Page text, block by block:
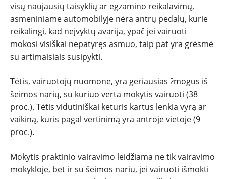
visų naujausių taisyklių ar egzamino reikalavimų,
asmeniniame automobilyje nėra antrų pedalų, kurie
reikalingi, kad neįvyktų avarija, ypač jei vairuoti
mokosi visiškai nepatyręs asmuo, taip pat yra grėsmė
su artimaisiais susipykti.
Tėtis, vairuotojų nuomone, yra geriausias žmogus iš
šeimos narių, su kuriuo verta mokytis vairuoti (38
proc.). Tėtis vidutiniškai keturis kartus lenkia vyrą ar
vaikiną, kuris pagal vertinimą yra antroje vietoje (9
proc.).
Mokytis praktinio vairavimo leidžiama ne tik vairavimo
mokykloje, bet ir su šeimos nariu, jei vairuoti išmokti